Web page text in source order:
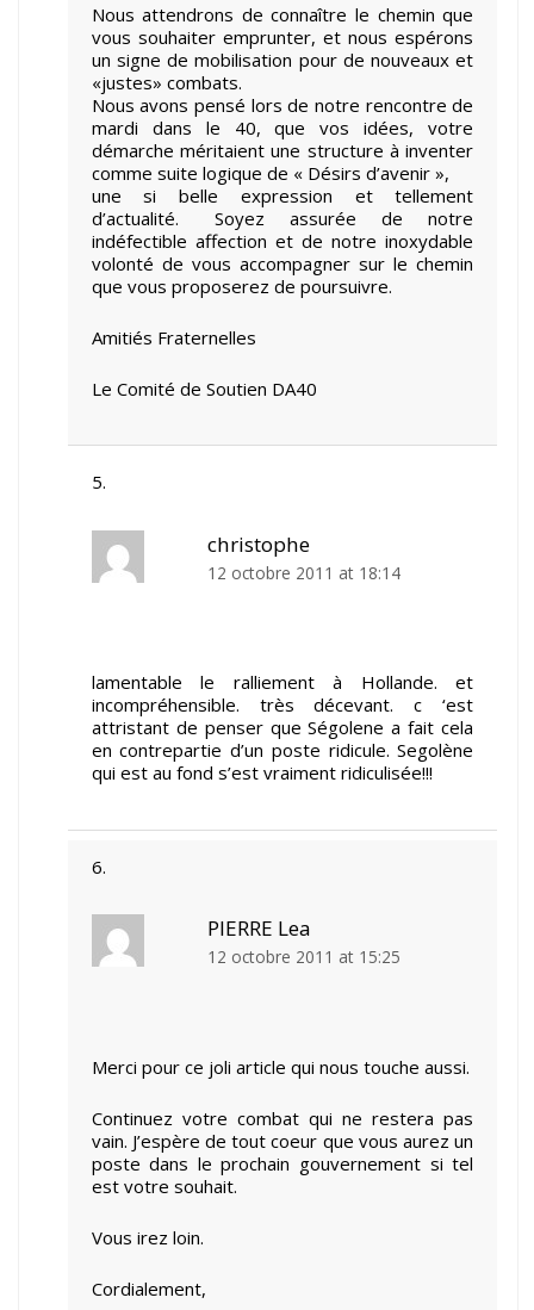
Nous attendrons de connaître le chemin que
vous souhaiter emprunter, et nous espérons
un signe de mobilisation pour de nouveaux et
«justes» combats.
Nous avons pensé lors de notre rencontre de
mardi dans le 40, que vos idées, votre
démarche méritaient une structure à inventer
comme suite logique de « Désirs d’avenir »,
une si belle expression et tellement
d’actualité. Soyez assurée de notre
indéfectible affection et de notre inoxydable
volonté de vous accompagner sur le chemin
que vous proposerez de poursuivre.
Amitiés Fraternelles
Le Comité de Soutien DA40
christophe
12 octobre 2011 at 18:14
lamentable le ralliement à Hollande. et
incompréhensible. très décevant. c ‘est
attristant de penser que Ségolene a fait cela
en contrepartie d’un poste ridicule. Segolène
qui est au fond s’est vraiment ridiculisée!!!
PIERRE Lea
12 octobre 2011 at 15:25
Merci pour ce joli article qui nous touche aussi.
Continuez votre combat qui ne restera pas
vain. J’espère de tout coeur que vous aurez un
poste dans le prochain gouvernement si tel
est votre souhait.
Vous irez loin.
Cordialement,